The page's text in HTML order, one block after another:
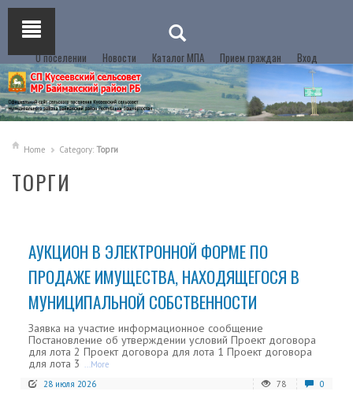
О поселении Новости Каталог МПА Прием граждан Вход
Home Category: Торги
ТОРГИ
АУКЦИОН В ЭЛЕКТРОННОЙ ФОРМЕ ПО
ПРОДАЖЕ ИМУЩЕСТВА, НАХОДЯЩЕГОСЯ В
МУНИЦИПАЛЬНОЙ СОБСТВЕННОСТИ
Заявка на участие информационное сообщение
Постановление об утверждении условий Проект договора
для лота 2 Проект договора для лота 1 Проект договора
для лота 3 ...More
28 июля 2026
78 0